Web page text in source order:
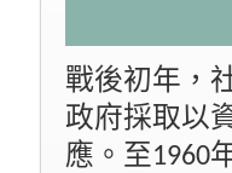
戰後初年，
政府採取以
應。至1960